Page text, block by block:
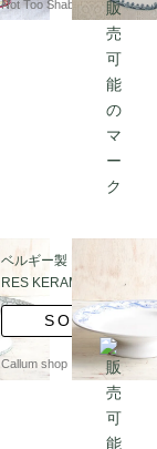
Not Too Shabby
ベルギー製 BOCH FRE
RES KERAMIS コンポ
ティエ 21.5cm コンポ
ート皿 RUBAN 磁器 ア
ンティーク ヴィンテー
ジ_230214
SOLD
Callum shop